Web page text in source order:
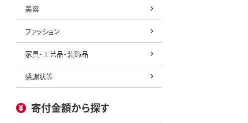
美容
ファッション
家具・工芸品・装飾品
感謝状等
寄付金額から探す